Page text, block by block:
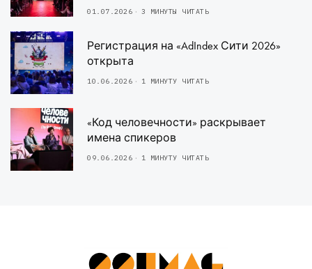
01.07.2026 3 МИНУТЫ ЧИТАТЬ
Регистрация на «AdIndex Сити 2026»
открыта
10.06.2026 1 МИНУТУ ЧИТАТЬ
«Код человечности» раскрывает
имена спикеров
09.06.2026 1 МИНУТУ ЧИТАТЬ